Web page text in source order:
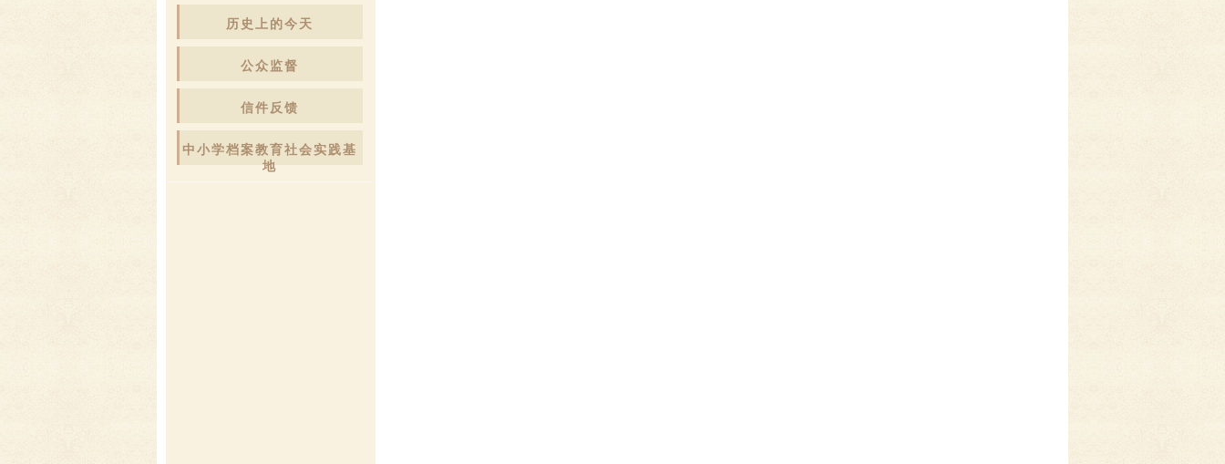
历史上的今天
公众监督
信件反馈
中小学档案教育社会实践基
地